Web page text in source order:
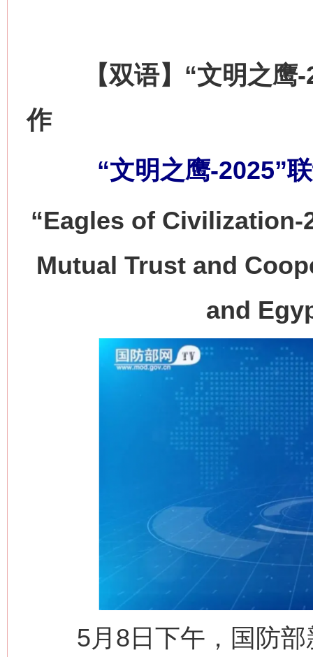
【双语】“文明之鹰-
作
“文明之鹰-2025”
“Eagles of Civilization-
Mutual Trust and
and
5月8日下午，国防部